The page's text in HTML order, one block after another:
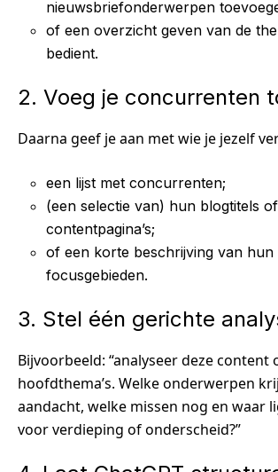
nieuwsbriefonderwerpen
of een overzicht geven van de
bedient.
2. Voeg je concurrenten
Daarna geef je aan met wie je jezelf
een lijst met concurrenten;
(een selectie van) hun blogtitels of
contentpagina’s;
of een korte beschrijving van hun
focusgebieden.
3. Stel één gerichte
Bijvoorbeeld: “analyseer deze content
hoofdthema’s. Welke onderwerpen
aandacht, welke missen nog en waar
voor verdieping of onderscheid?”